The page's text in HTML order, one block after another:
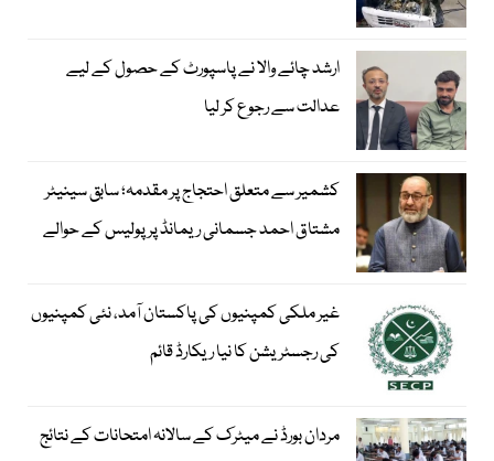
ارشد چائے والا نے پاسپورٹ کے حصول کے لیے
عدالت سے رجوع کر لیا
کشمیر سے متعلق احتجاج پر مقدمہ؛ سابق سینیٹر
مشتاق احمد جسمانی ریمانڈ پر پولیس کے حوالے
غیر ملکی کمپنیوں کی پاکستان آمد، نئی کمپنیوں
کی رجسٹریشن کا نیا ریکارڈ قائم
مردان بورڈ نے میٹرک کے سالانہ امتحانات کے نتائج